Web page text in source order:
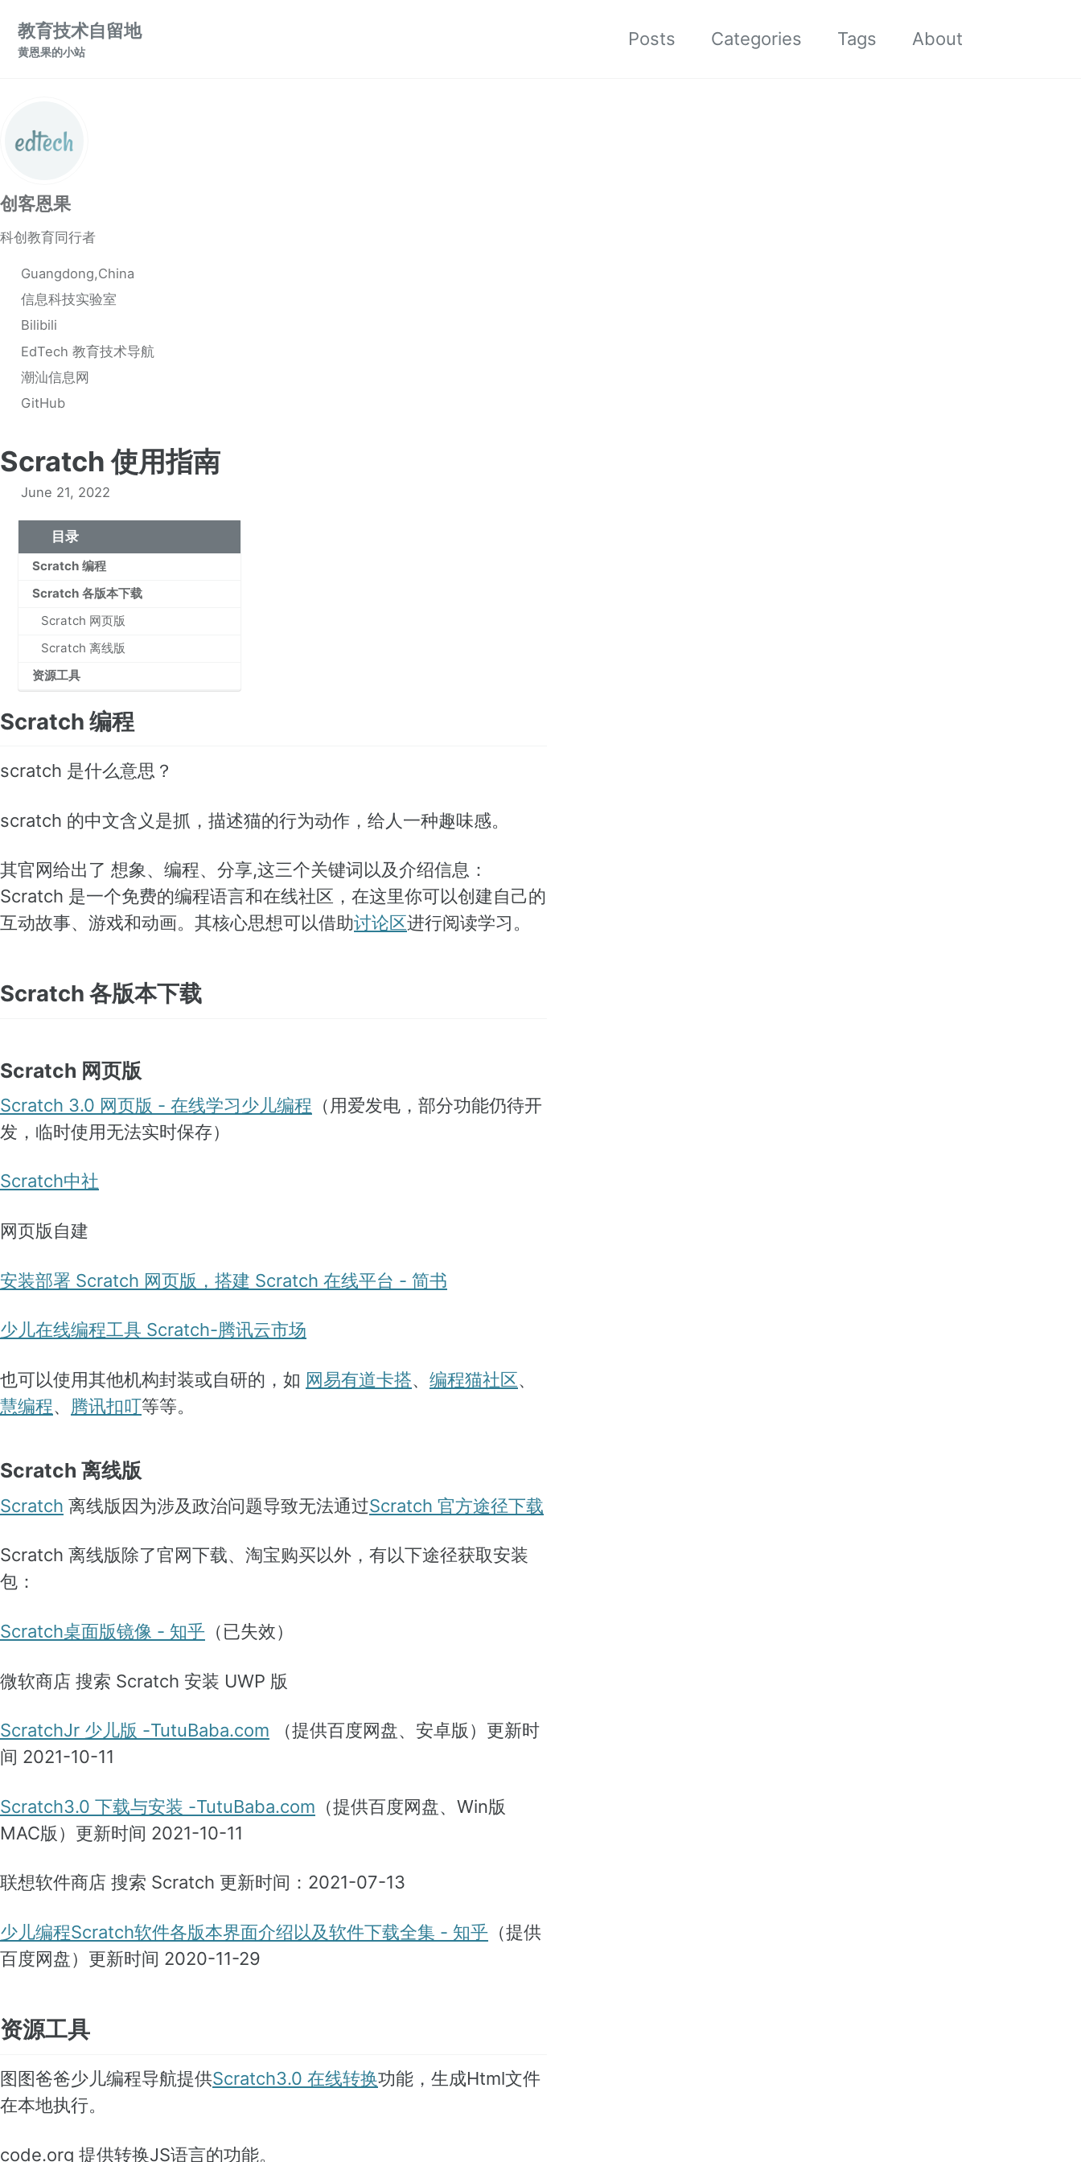
教育技术自留地
黄恩果的小站
Posts Categories Tags About
创客恩果
科创教育同行者
Guangdong,China
信息科技实验室
Bilibili
EdTech 教育技术导航
潮汕信息网
GitHub
Scratch 使用指南
June 21, 2022
目录
Scratch 编程
Scratch 各版本下载
Scratch 网页版
Scratch 离线版
资源工具
Scratch 编程
scratch 是什么意思？
scratch 的中文含义是抓，描述猫的行为动作，给人一种趣味感。
其官网给出了 想象、编程、分享,这三个关键词以及介绍信息：
Scratch 是一个免费的编程语言和在线社区，在这里你可以创建自己的
互动故事、游戏和动画。其核心思想可以借助讨论区进行阅读学习。
Scratch 各版本下载
Scratch 网页版
Scratch 3.0 网页版 - 在线学习少儿编程 （用爱发电，部分功能仍待开
发，临时使用无法实时保存）
Scratch中社
网页版自建
安装部署 Scratch 网页版，搭建 Scratch 在线平台 - 简书
少儿在线编程工具 Scratch-腾讯云市场
也可以使用其他机构封装或自研的，如 网易有道卡搭、 编程猫社区、
慧编程、 腾讯扣叮等等。
Scratch 离线版
Scratch 离线版因为涉及政治问题导致无法通过Scratch 官方途径下载
Scratch 离线版除了官网下载、淘宝购买以外，有以下途径获取安装
包：
Scratch桌面版镜像 - 知乎 （已失效）
微软商店 搜索 Scratch 安装 UWP 版
ScratchJr 少儿版 -TutuBaba.com （提供百度网盘、安卓版）更新时
间 2021-10-11
Scratch3.0 下载与安装 -TutuBaba.com （提供百度网盘、Win版
MAC版）更新时间 2021-10-11
联想软件商店 搜索 Scratch 更新时间：2021-07-13
少儿编程Scratch软件各版本界面介绍以及软件下载全集 - 知乎 （提供
百度网盘）更新时间 2020-11-29
资源工具
图图爸爸少儿编程导航提供Scratch3.0 在线转换功能，生成Html文件
在本地执行。
code.org 提供转换JS语言的功能。